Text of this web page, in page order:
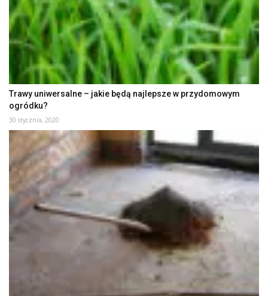
Trawy uniwersalne – jakie będą najlepsze w przydomowym
ogródku?
30 stycznia, 2020